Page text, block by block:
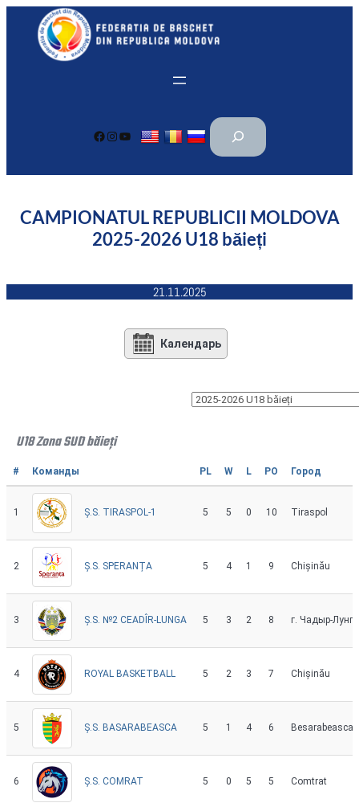
Перейти
содержимому
Facebook Instagram YouTube
П
и
CAMPIONATUL REPUBLICII MOLDOVA
2025-2026 U18 băieți
21.11.2025
Календарь
U18 Zona SUD băieți
# Команды PL W L PO Город
1 Ș.S. TIRASPOL-1 5 5 0 10 Tiraspol
2 Ș.S. SPERANȚA 5 4 1 9 Chișinău
3 Ș.S. №2 CEADÎR-LUNGA 5 3 2 8 г. Чадыр-Лунга
4 ROYAL BASKETBALL 5 2 3 7 Chișinău
5 Ș.S. BASARABEASCA 5 1 4 6 Besarabeasca
6 Ș.S. COMRAT 5 0 5 5 Comtrat